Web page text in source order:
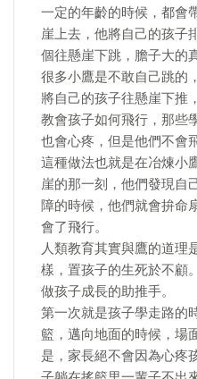
一定的年齡的時候，都會
崖上去，他將自己的孩子
個往懸崖下跳，膽子大的
很多小鷹是不敢自己跳的
將自己的孩子往懸崖下推
教會孩子如何飛行，那些
也會心疼，但是他們不會
這種做法也就是在冶煉小
崖的那一刻，他們發現自
障的時候，他們就會拚命
會了飛行。
人類教育其實與鷹的道理
樣，置孩子的生死於不顧
做孩子成長的助推手。
第一次就是孩子學走路的
籃，邁向地面的時候，場
是，家長絕不會因為心疼